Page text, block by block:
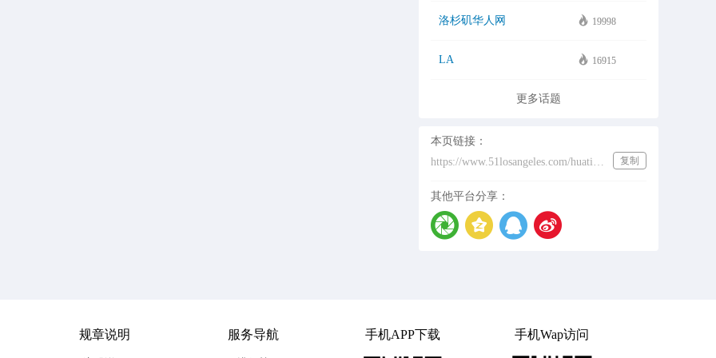
洛杉矶华人网 19998
LA 16915
更多话题
本页链接：
https://www.51losangeles.com/huati/%E6%B4%9B%E6%9D%89%E7%9F%B6%E7%BD%A2%E5%B7%A5
复制
其他平台分享：
规章说明 服务导航 手机APP下载 手机Wap访问